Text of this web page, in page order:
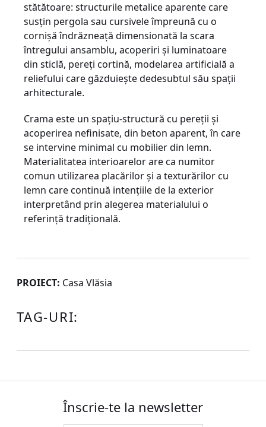
stătătoare: structurile metalice aparente care
susţin pergola sau cursivele împreună cu o
cornişă îndrăzneaţă dimensionată la scara
întregului ansamblu, acoperiri şi luminatoare
din sticlă, pereţi cortină, modelarea artificială a
reliefului care găzduieşte dedesubtul său spaţii
arhitecturale.
Crama este un spaţiu-structură cu pereţii şi
acoperirea nefinisate, din beton aparent, în care
se intervine minimal cu mobilier din lemn.
Materialitatea interioarelor are ca numitor
comun utilizarea placărilor şi a texturărilor cu
lemn care continuă intenţiile de la exterior
interpretând prin alegerea materialului o
referinţă tradiţională.
PROIECT: Casa Vlăsia
TAG-URI:
Înscrie-te la newsletter